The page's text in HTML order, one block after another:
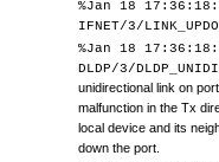
%Jan 18
IFNET/3/
%Jan 18
DLDP/3/
unidirectional link on
malfunction in the Tx
local device and its
down the port.